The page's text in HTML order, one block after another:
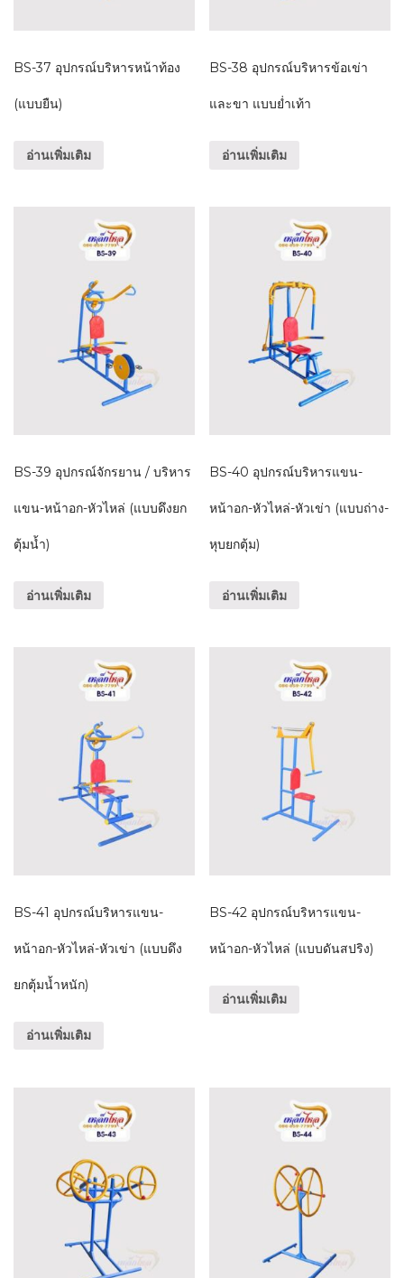
BS-37 อุปกรณ์บริหารหน้าท้อง
(แบบยืน)
อ่านเพิ่มเติม
BS-38 อุปกรณ์บริหารข้อเข่า
และขา แบบย่ำเท้า
อ่านเพิ่มเติม
BS-39 อุปกรณ์จักรยาน / บริหาร
แขน-หน้าอก-หัวไหล่ (แบบดึงยก
ตุ้มน้ำ)
อ่านเพิ่มเติม
BS-40 อุปกรณ์บริหารแขน-
หน้าอก-หัวไหล่-หัวเข่า (แบบถ่าง-
หุบยกตุ้ม)
อ่านเพิ่มเติม
BS-41 อุปกรณ์บริหารแขน-
หน้าอก-หัวไหล่-หัวเข่า (แบบดึง
ยกตุ้มน้ำหนัก)
อ่านเพิ่มเติม
BS-42 อุปกรณ์บริหารแขน-
หน้าอก-หัวไหล่ (แบบดันสปริง)
อ่านเพิ่มเติม